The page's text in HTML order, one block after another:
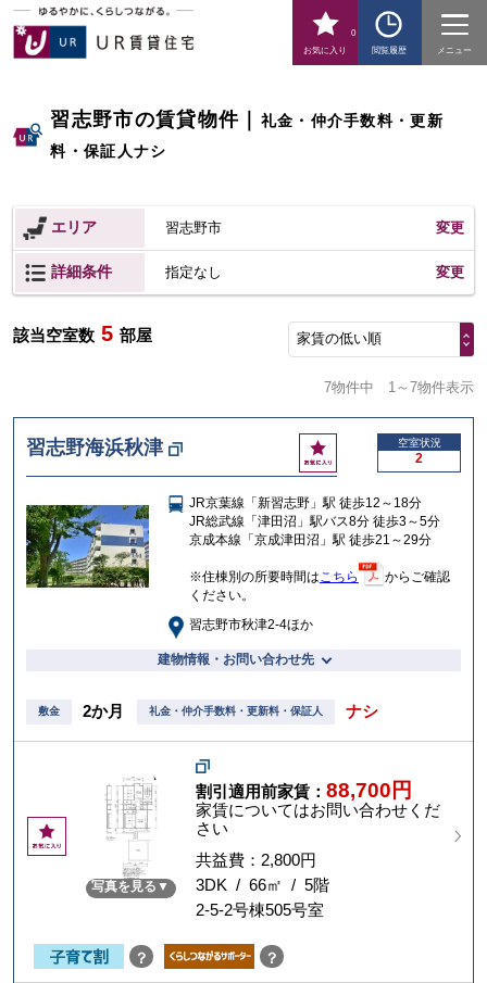
お気に入り
0
閲覧履歴
メニュー
習志野市の賃貸物件
礼金・仲介手数料・更新
料・保証人ナシ
エリア 習志野市 変更
詳細条件 指定なし 変更
該当空室数 5 部屋 家賃の低い順
7物件中 1～7物件表示
習志野海浜秋津
お
気
入
り
空室状況
2
JR京葉線「新習志野」駅 徒歩12～18分
JR総武線「津田沼」駅バス8分 徒歩3～5分
京成本線「京成津田沼」駅 徒歩21～29分
※住棟別の所要時間はこちら
からご確認
ください。
習志野市秋津2-4ほか
建物情報・お問い合わせ先
敷金 2か月 礼金・仲介手数料・更新料・保証人 ナシ
お
気
写真を見る
割引適用前家賃：88,700円
家賃についてはお問い合わせくだ
さい
共益費：2,800円
3DK / 66㎡ / 5階
2-5-2号棟505号室
？ ？